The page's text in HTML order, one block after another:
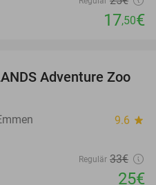
17,50€
24%
Adventure Zoo
9.6 star
Regulär 33€
25€